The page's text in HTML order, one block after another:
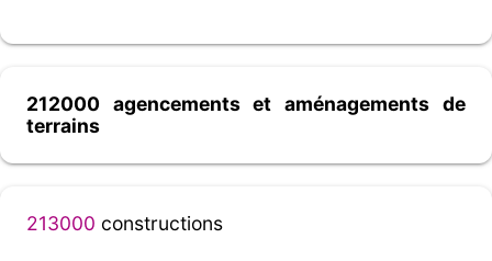
212000 agencements et aménagements de
terrains
213000 constructions